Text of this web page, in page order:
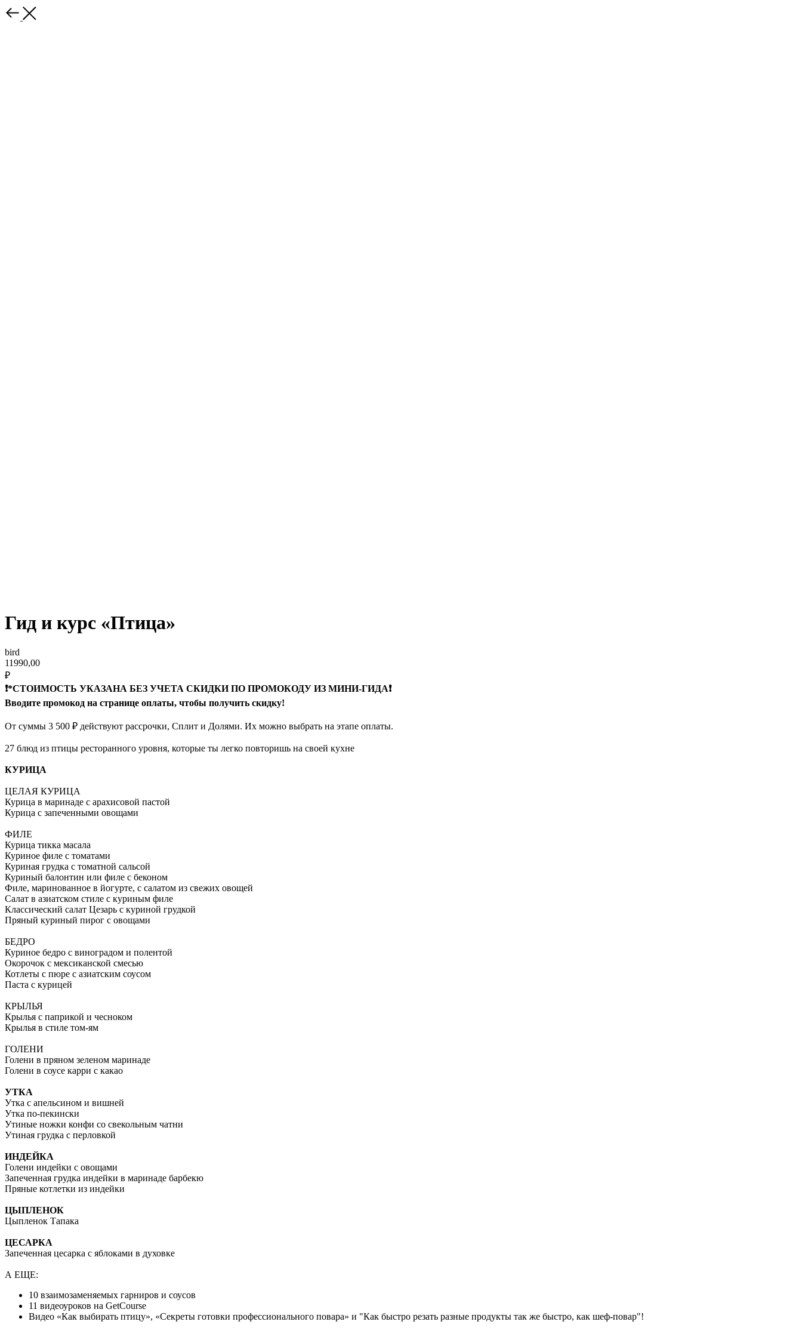
Гид и курс «Птица»
bird
11990,00
₽
❗️*СТОИМОСТЬ УКАЗАНА БЕЗ УЧЕТА СКИДКИ ПО ПРОМОКОДУ ИЗ МИНИ-ГИДА❗️
Вводите промокод на странице оплаты, чтобы получить скидку!
От суммы 3 500 ₽ действуют рассрочки, Сплит и Долями. Их можно выбрать на этапе оплаты.
27 блюд из птицы ресторанного уровня, которые ты легко повторишь на своей кухне
КУРИЦА
ЦЕЛАЯ КУРИЦА
Курица в маринаде с арахисовой пастой
Курица с запеченными овощами
ФИЛЕ
Курица тикка масала
Куриное филе с томатами
Куриная грудка с томатной сальсой
Куриный балонтин или филе с беконом
Филе, маринованное в йогурте, с салатом из свежих овощей
Салат в азиатском стиле с куриным филе
Классический салат Цезарь с куриной грудкой
Пряный куриный пирог с овощами
БЕДРО
Куриное бедро с виноградом и полентой
Окорочок с мексиканской смесью
Котлеты с пюре с азиатским соусом
Паста с курицей
КРЫЛЬЯ
Крылья с паприкой и чесноком
Крылья в стиле том-ям
ГОЛЕНИ
Голени в пряном зеленом маринаде
Голени в соусе карри с какао
УТКА
Утка с апельсином и вишней
Утка по-пекински
Утиные ножки конфи со свекольным чатни
Утиная грудка с перловкой
ИНДЕЙКА
Голени индейки с овощами
Запеченная грудка индейки в маринаде барбекю
Пряные котлетки из индейки
ЦЫПЛЕНОК
Цыпленок Тапака
ЦЕСАРКА
Запеченная цесарка с яблоками в духовке
А ЕЩЕ:
10 взаимозаменяемых гарниров и соусов
11 видеоуроков на GetCourse
Видео «Как выбирать птицу», «Секреты готовки профессионального повара» и "Как быстро резать разные продукты так же быстро, как шеф-повар"!